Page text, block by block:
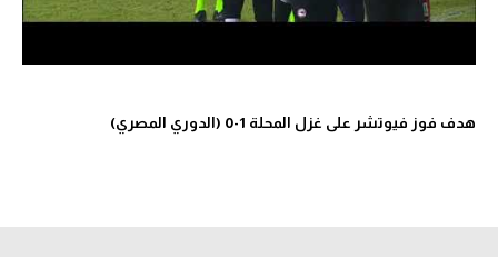
هدف فوز فيوتشر على غزل المحلة 1-0 (الدوري المصري)